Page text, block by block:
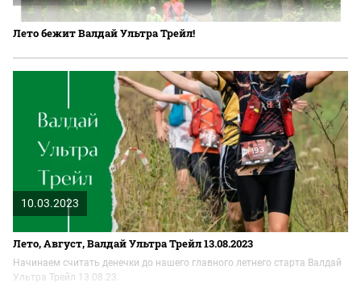
Лето бежит Валдай Ультра Трейл!
10.03.2023
Лето, Август, Валдай Ультра Трейл 13.08.2023
Начинаем считать денечки до нашего главного летнего старта Валдай
Ультра Трейл 13.08.23.